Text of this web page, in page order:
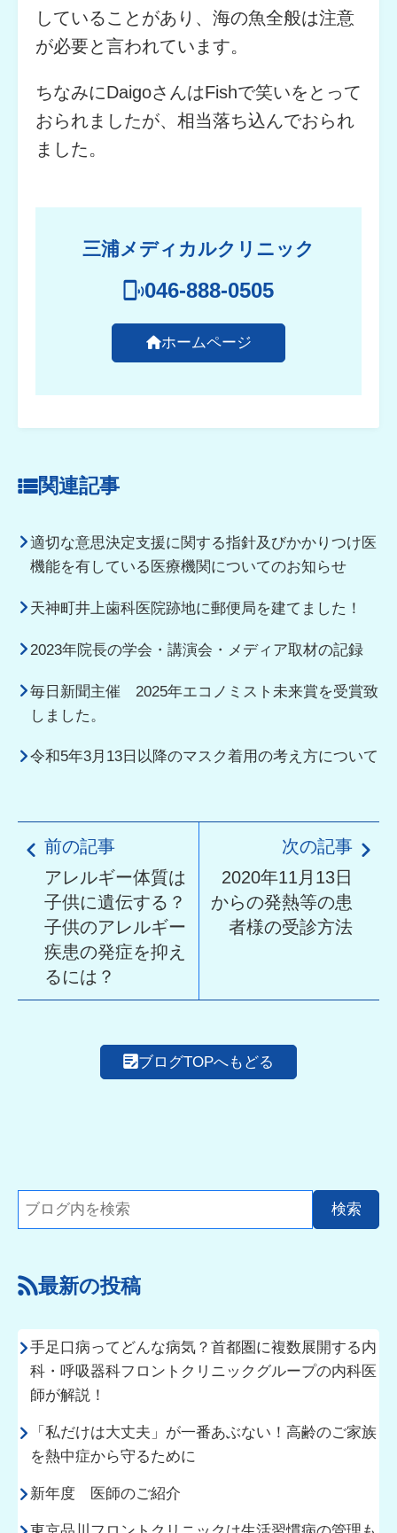
していることがあり、海の魚全般は注意
が必要と言われています。
ちなみにDaigoさんはFishで笑いをとって
おられましたが、相当落ち込んでおられ
ました。
三浦メディカルクリニック
046-888-0505
ホームページ
関連記事
適切な意思決定支援に関する指針及びかかりつけ医
機能を有している医療機関についてのお知らせ
天神町井上歯科医院跡地に郵便局を建てました！
2023年院長の学会・講演会・メディア取材の記録
毎日新聞主催 2025年エコノミスト未来賞を受賞致
しました。
令和5年3月13日以降のマスク着用の考え方について
前の記事
アレルギー体質は
子供に遺伝する？
子供のアレルギー
疾患の発症を抑え
るには？
次の記事
2020年11月13日
からの発熱等の患
者様の受診方法
ブログTOPへもどる
最新の投稿
手足口病ってどんな病気？首都圏に複数展開する内
科・呼吸器科フロントクリニックグループの内科医
師が解説！
「私だけは大丈夫」が一番あぶない！高齢のご家族
を熱中症から守るために
新年度 医師のご紹介